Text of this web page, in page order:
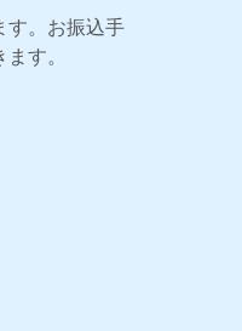
す。お振込手
す。